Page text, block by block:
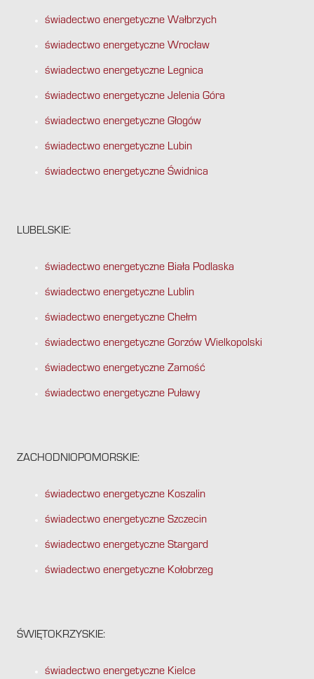
świadectwo energetyczne Wałbrzych
świadectwo energetyczne Wrocław
świadectwo energetyczne Legnica
świadectwo energetyczne Jelenia Góra
świadectwo energetyczne Głogów
świadectwo energetyczne Lubin
świadectwo energetyczne Świdnica
LUBELSKIE:
świadectwo energetyczne Biała Podlaska
świadectwo energetyczne Lublin
świadectwo energetyczne Chełm
świadectwo energetyczne Gorzów Wielkopolski
świadectwo energetyczne Zamość
świadectwo energetyczne Puławy
ZACHODNIOPOMORSKIE:
świadectwo energetyczne Koszalin
świadectwo energetyczne Szczecin
świadectwo energetyczne Stargard
świadectwo energetyczne Kołobrzeg
ŚWIĘTOKRZYSKIE:
świadectwo energetyczne Kielce